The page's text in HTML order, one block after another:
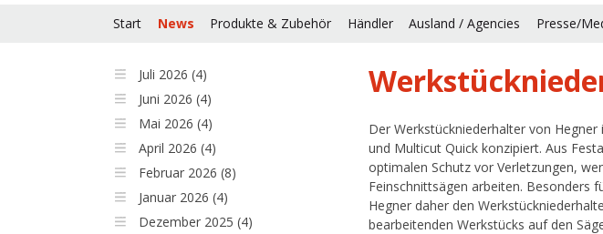
Start News Produkte & Zubehör Händler Ausland / Agencies Presse/
Juli 2026 (4)
Juni 2026 (4)
Mai 2026 (4)
April 2026 (4)
Februar 2026 (8)
Januar 2026 (4)
Dezember 2025 (4)
Der Werkstückniederhalter von
und Multicut Quick konzipiert. Aus
optimalen Schutz vor Verletzungen,
Feinschnittsägen arbeiten. Besonders
Hegner daher den
bearbeitenden Werkstücks auf den